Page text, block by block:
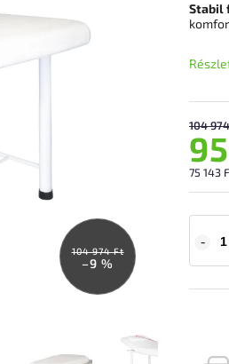
104 974 Ft
–9 %
104
75 143
Stabil